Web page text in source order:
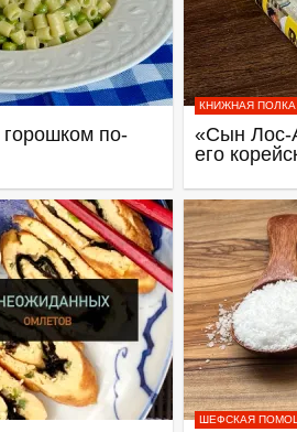
по-
КНИЖНАЯ ПОЛКА
«Сын Лос-
его
ШЕФСКАЯ